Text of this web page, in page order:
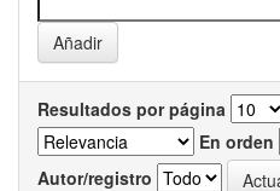
Resultados por página
En orden
Autor/registro